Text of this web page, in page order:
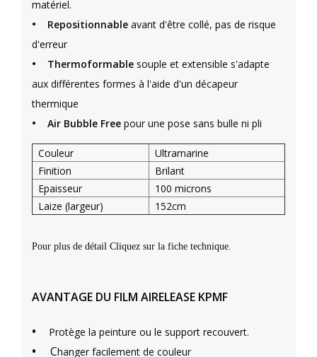
matériel.
• Repositionnable avant d'être collé, pas de risque
d'erreur
• Thermoformable souple et extensible s'adapte
aux différentes formes à l'aide d'un décapeur
thermique
• Air Bubble Free pour une pose sans bulle ni pli
Couleur
Ultramarine
Finition
Brilant
Epaisseur
100 microns
Laize (largeur)
152cm
Pour plus de détail Cliquez sur la fiche technique.
AVANTAGE DU FILM AIRELEASE KPMF
• Protège la peinture ou le support recouvert.
• Changer facilement de couleur